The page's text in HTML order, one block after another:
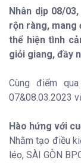
Nhân dịp 08/
rộn ràng, mang
thể hiện tình
giỏi giang, đầy
Cùng điểm
07&08.03.2023
Hào hứng với
Nhằm tạo điều
léo, SÀI GÒN